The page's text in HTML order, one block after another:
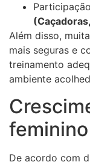
Além disso,
mais seguras e
treinamento
ambiente
De acordo com